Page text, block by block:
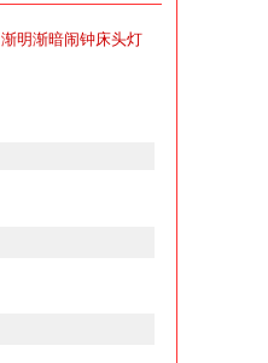
渐明渐暗闹钟床头灯